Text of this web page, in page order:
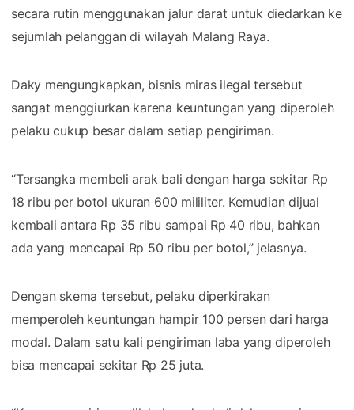
secara rutin menggunakan jalur darat untuk diedarkan ke
sejumlah pelanggan di wilayah Malang Raya.
Daky mengungkapkan, bisnis miras ilegal tersebut
sangat menggiurkan karena keuntungan yang diperoleh
pelaku cukup besar dalam setiap pengiriman.
“Tersangka membeli arak bali dengan harga sekitar Rp
18 ribu per botol ukuran 600 mililiter. Kemudian dijual
kembali antara Rp 35 ribu sampai Rp 40 ribu, bahkan
ada yang mencapai Rp 50 ribu per botol,” jelasnya.
Dengan skema tersebut, pelaku diperkirakan
memperoleh keuntungan hampir 100 persen dari harga
modal. Dalam satu kali pengiriman laba yang diperoleh
bisa mencapai sekitar Rp 25 juta.